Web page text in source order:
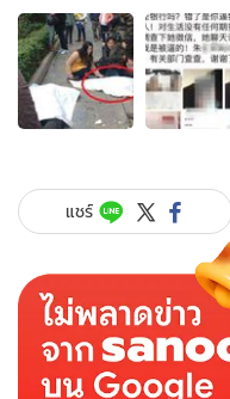
อัลบั้ม
ภาพ
3
ภาพ
ของ
แสน
อ่อน
จู่ๆ
บังคับ
กอด
เมีย
แชร์